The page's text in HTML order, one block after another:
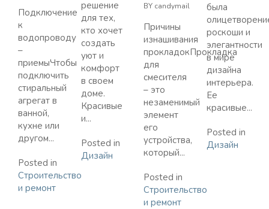
Подключение
к
водопроводу
–
приемыЧтобы
подключить
стиральный
агрегат в
ванной,
кухне или
другом...
Posted in
Строительство
и ремонт
решение
для тех,
кто хочет
создать
уют и
комфорт
в своем
доме.
Красивые
и...
Posted in
Дизайн
BY candymail
Причины
изнашивания
прокладокПрокладка
для
смесителя
– это
незаменимый
элемент
его
устройства,
который...
Posted in
Строительство
и ремонт
была
роскоши и
элегантности
в мире
дизайна
интерьера.
Ее
красивые...
Posted in
Дизайн